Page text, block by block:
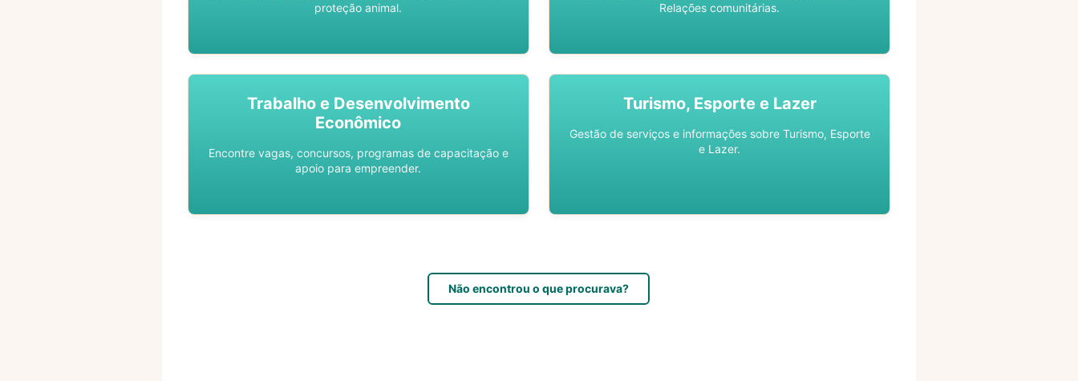
proteção animal.
Relações comunitárias.
Trabalho e Desenvolvimento
Econômico
Encontre vagas, concursos, programas de capacitação e
apoio para empreender.
Turismo, Esporte e Lazer
Gestão de serviços e informações sobre Turismo, Esporte
e Lazer.
Não encontrou o que procurava?